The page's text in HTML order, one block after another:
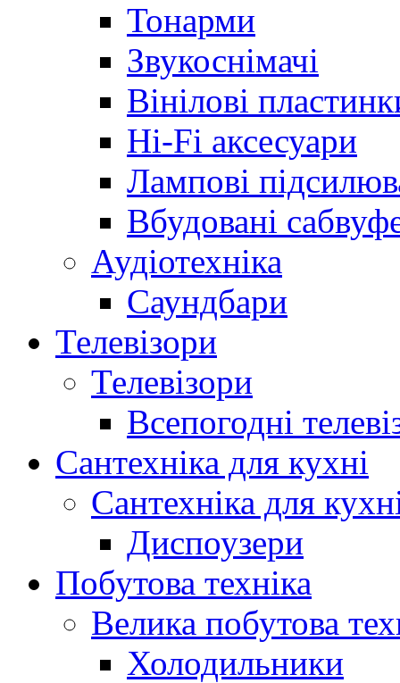
Тонарми
Звукоснімачі
Вінілові
Hi-Fi аксесуари
Лампові
Вбудовані
Аудіотехніка
Саундбари
Телевізори
Телевізори
Всепогодні
Сантехніка для кухні
Сантехніка для
Диспоузери
Побутова техніка
Велика побутова
Холодильники